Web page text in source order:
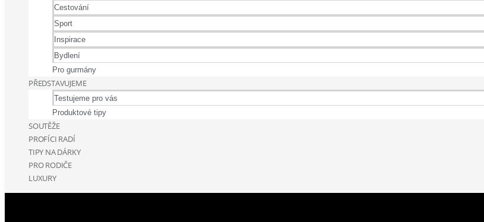
Cestování
Sport
Inspirace
Bydlení
Pro gurmány
PŘEDSTAVUJEME
Testujeme pro vás
Produktové tipy
SOUTĚŽE
PROFÍCI RADÍ
TIPY NA DÁRKY
PRO RODIČE
LUXURY